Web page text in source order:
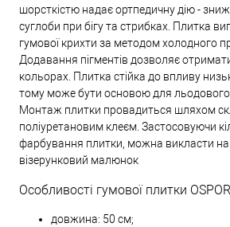
шорсткістю надає ортпедичну дію -
суглоби при бігу та стрибках. Плитка
гумової крихти за методом холодного
Додавання пігментів дозволяє
кольорах. Плитка стійка до впливу
тому може бути основою для
Монтаж плитки провадиться шляхом
поліуретановим клеєм. Застосовуючи
фарбування плитки, можна викласти на
візерунковий малюнок
Особливості гумової плитки
довжина: 50 см;